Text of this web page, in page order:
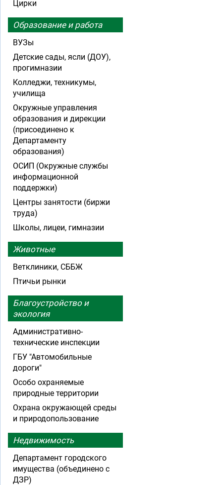
Цирки
Образование и работа
ВУЗы
Детские сады, ясли (ДОУ),
прогимназии
Колледжи, техникумы,
училища
Окружные управления
образования и дирекции
(присоединено к
Департаменту
образования)
ОСИП (Окружные службы
информационной
поддержки)
Центры занятости (биржи
труда)
Школы, лицеи, гимназии
Животные
Ветклиники, СББЖ
Птичьи рынки
Благоустройство и
экология
Административно-
технические инспекции
ГБУ "Автомобильные
дороги"
Особо охраняемые
природные территории
Охрана окружающей среды
и природопользование
Недвижимость
Департамент городского
имущества (объединено с
ДЗР)